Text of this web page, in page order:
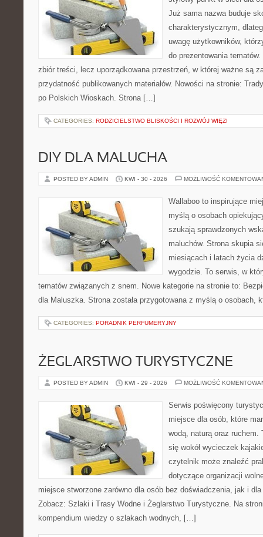
Już sama nazwa buduje
charakterystycznym,
uwagę użytkowników,
do prezentowania
zbiór treści, lecz uporządkowana przestrzeń, w której ważne są
przydatność publikowanych materiałów. Nowości na stronie:
po Polskich Wioskach. Strona […]
CATEGORIES: RODZICIELSTWO BLISKOŚCI I ROZWÓJ WIĘZI
DIY DLA MALUCHA
POSTED BY ADMIN KWI - 30 - 2026 MOŻLIWOŚĆ
Wallaboo to inspirujące
myślą o osobach
szukają sprawdzonych
maluchów. Strona skupia
miesiącach i latach życia
wygodzie. To serwis, w
tematów związanych z snem. Nowe kategorie na stronie to:
dla Maluszka. Strona została przygotowana z myślą o osobach,
CATEGORIES: PORADNIK PERFUMERYJNY
ŻEGLARSTWO TURYSTYCZNE
POSTED BY ADMIN KWI - 29 - 2026 MOŻLIWOŚĆ
Serwis poświęcony
miejsce dla osób, które
wodą, naturą oraz ruchem.
się wokół wycieczek
czytelnik może znaleźć
dotyczące organizacji
miejsce stworzone zarówno dla osób bez doświadczenia, jak i
Zobacz: Szlaki i Trasy Wodne i Żeglarstwo Turystyczne. Na
kompendium wiedzy o szlakach wodnych, […]